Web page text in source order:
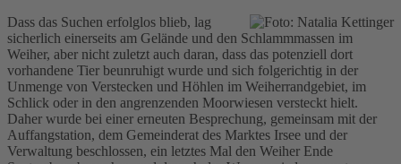
Dass das Suchen erfolglos blieb, lag
sicherlich einerseits am Gelände und den Schlammmassen im
Weiher, aber nicht zuletzt auch daran, dass das potenziell dort
vorhandene Tier beunruhigt wurde und sich folgerichtig in der
Unmenge von Verstecken und Höhlen im Weiherrandgebiet, im
Schlick oder in den angrenzenden Moorwiesen versteckt hielt.
Daher wurde bei einer erneuten Besprechung, gemeinsam mit der
Auffangstation, dem Gemeinderat des Marktes Irsee und der
Verwaltung beschlossen, ein letztes Mal den Weiher Ende